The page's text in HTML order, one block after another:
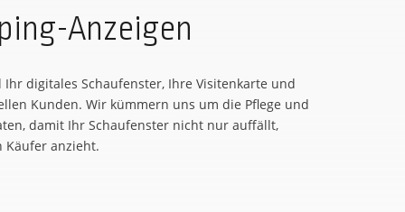
Anzeigen
digitales Schaufenster, Ihre Visitenkarte und
Kunden. Wir kümmern uns um die Pflege und
damit Ihr Schaufenster nicht nur auffällt,
Käufer anzieht.